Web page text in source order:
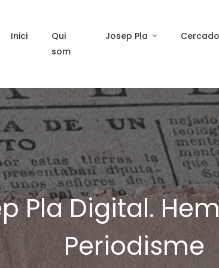
Inici
Qui
som
Josep Pla
Pla Digital.
Periodisme